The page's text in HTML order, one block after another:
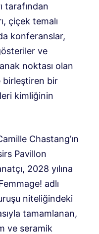
tarafından
çiçek temalı
konferanslar,
ve
noktası olan
birleştiren bir
kimliğinin
Chastang’ın
Pavillon
2028 yılına
adlı
niteliğindeki
tamamlanan,
ve seramik